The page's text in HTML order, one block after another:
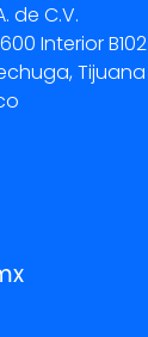
de C.V.
Interior B102
Tijuana